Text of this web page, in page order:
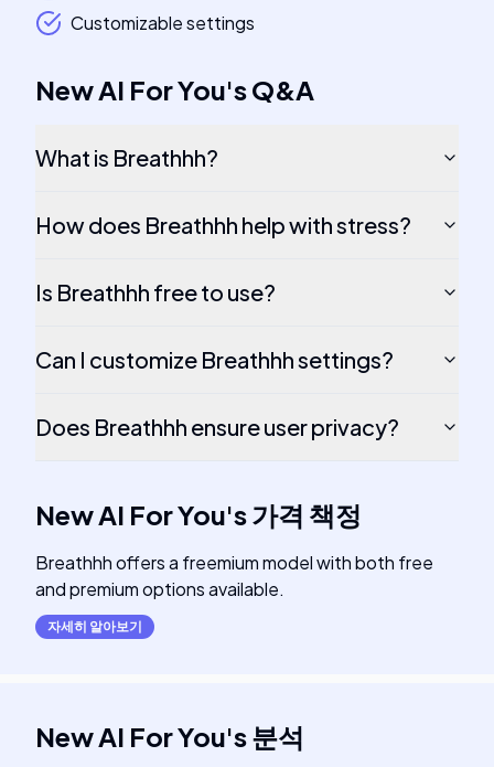
Customizable settings
New AI For You'sQ&A
What is Breathhh?
How does Breathhh help with stress?
Is Breathhh free to use?
Can I customize Breathhh settings?
Does Breathhh ensure user privacy?
New AI For You's가격 책정
Breathhh offers a freemium model with both free
and premium options available.
자세히 알아보기
New AI For You's분석